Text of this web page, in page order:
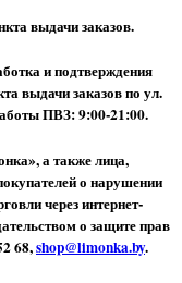
выдачи заказов.
и подтверждения
выдачи заказов по ул.
ПВЗ: 9:00-21:00.
а также лица,
о нарушении
через интернет-
о защите прав
68,shop@limonka.by.